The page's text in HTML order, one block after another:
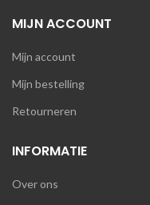
MIJN ACCOUNT
Mijn account
Mijn bestelling
Retourneren
INFORMATIE
Over ons